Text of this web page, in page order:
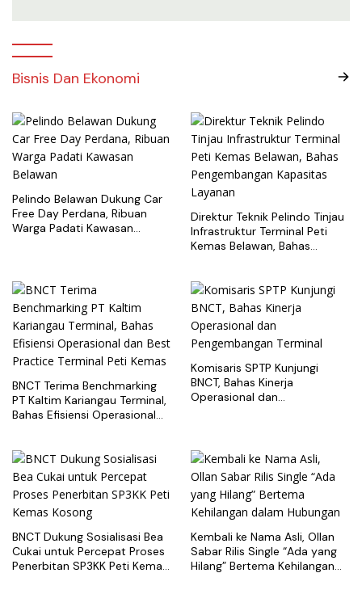
Bisnis Dan Ekonomi
Pelindo Belawan Dukung Car
Free Day Perdana, Ribuan
Warga Padati Kawasan
Direktur Teknik Pelindo Tinjau
Infrastruktur Terminal Peti
Kemas Belawan, Bahas
BNCT Terima Benchmarking
PT Kaltim Kariangau Terminal,
Bahas Efisiensi Operasional
Komisaris SPTP Kunjungi
BNCT, Bahas Kinerja
Operasional dan
BNCT Dukung Sosialisasi Bea
Cukai untuk Percepat Proses
Penerbitan SP3KK Peti Kemas
Kembali ke Nama Asli, Ollan
Sabar Rilis Single “Ada yang
Hilang” Bertema Kehilangan